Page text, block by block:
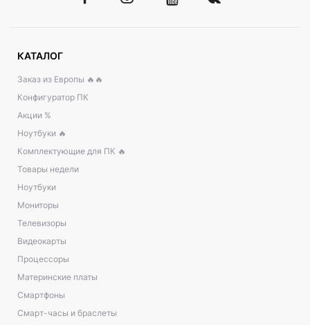
КАТАЛОГ
Заказ из Европы 🔥🔥
Конфигуратор ПК
Акции %
Ноутбуки 🔥
Комплектующие для ПК 🔥
Товары недели
Ноутбуки
Мониторы
Телевизоры
Видеокарты
Процессоры
Материнские платы
Смартфоны
Смарт-часы и браслеты